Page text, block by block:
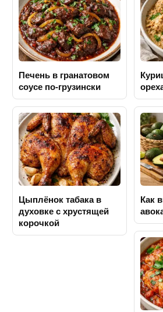
Печень в гранатовом
соусе по-грузински
Цыплёнок табака в
духовке с хрустящей
корочкой
Как